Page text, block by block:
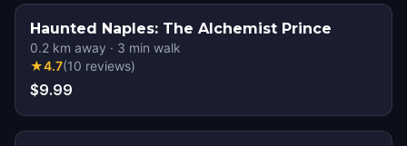
Haunted Naples: The Alchemist Prince
0.2 km away · 3 min walk
★4.7(10 reviews)
$9.99